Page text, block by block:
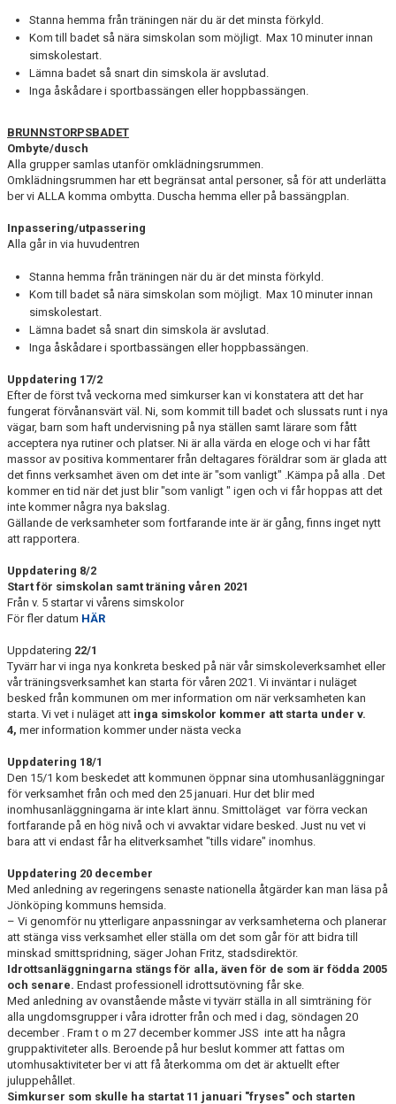
Stanna hemma från träningen när du är det minsta förkyld.
Kom till badet så nära simskolan som möjligt. Max 10 minuter innan
simskolestart.
Lämna badet så snart din simskola är avslutad.
Inga åskådare i sportbassängen eller hoppbassängen.
BRUNNSTORPSBADET
Ombyte/dusch
Alla grupper samlas utanför omklädningsrummen.
Omklädningsrummen har ett begränsat antal personer, så för att underlätta
ber vi ALLA komma ombytta. Duscha hemma eller på bassängplan.
Inpassering/utpassering
Alla går in via huvudentren
Stanna hemma från träningen när du är det minsta förkyld.
Kom till badet så nära simskolan som möjligt. Max 10 minuter innan
simskolestart.
Lämna badet så snart din simskola är avslutad.
Inga åskådare i sportbassängen eller hoppbassängen.
Uppdatering 17/2
Efter de först två veckorna med simkurser kan vi konstatera att det har
fungerat förvånansvärt väl. Ni, som kommit till badet och slussats runt i nya
vägar, barn som haft undervisning på nya ställen samt lärare som fått
acceptera nya rutiner och platser. Ni är alla värda en eloge och vi har fått
massor av positiva kommentarer från deltagares föräldrar som är glada att
det finns verksamhet även om det inte är "som vanligt" .Kämpa på alla . Det
kommer en tid när det just blir "som vanligt " igen och vi får hoppas att det
inte kommer några nya bakslag.
Gällande de verksamheter som fortfarande inte är är gång, finns inget nytt
att rapportera.
Uppdatering 8/2
Start för simskolan samt träning våren 2021
Från v. 5 startar vi vårens simskolor
För fler datum HÄR
Uppdatering 22/1
Tyvärr har vi inga nya konkreta besked på när vår simskoleverksamhet eller
vår träningsverksamhet kan starta för våren 2021. Vi inväntar i nuläget
besked från kommunen om mer information om när verksamheten kan
starta. Vi vet i nuläget att inga simskolor kommer att starta under v.
4, mer information kommer under nästa vecka
Uppdatering 18/1
Den 15/1 kom beskedet att kommunen öppnar sina utomhusanläggningar
för verksamhet från och med den 25 januari. Hur det blir med
inomhusanläggningarna är inte klart ännu. Smittoläget var förra veckan
fortfarande på en hög nivå och vi avvaktar vidare besked. Just nu vet vi
bara att vi endast får ha elitverksamhet "tills vidare" inomhus.
Uppdatering 20 december
Med anledning av regeringens senaste nationella åtgärder kan man läsa på
Jönköping kommuns hemsida.
– Vi genomför nu ytterligare anpassningar av verksamheterna och planerar
att stänga viss verksamhet eller ställa om det som går för att bidra till
minskad smittspridning, säger Johan Fritz, stadsdirektör.
Idrottsanläggningarna stängs för alla, även för de som är födda 2005
och senare. Endast professionell idrottsutövning får ske.
Med anledning av ovanstående måste vi tyvärr ställa in all simträning för
alla ungdomsgrupper i våra idrotter från och med i dag, söndagen 20
december . Fram t o m 27 december kommer JSS inte att ha några
gruppaktiviteter alls. Beroende på hur beslut kommer att fattas om
utomhusaktiviteter ber vi att få återkomma om det är aktuellt efter
juluppehållet.
Simkurser som skulle ha startat 11 januari "fryses" och starten